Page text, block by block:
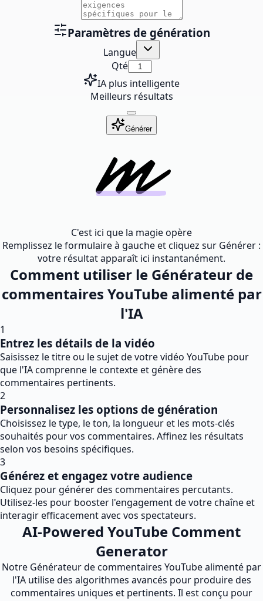
Paramètres de génération
Langue
Qté
IA plus intelligente
Meilleurs résultats
Générer
C'est ici que la magie opère
Remplissez le formulaire à gauche et cliquez sur Générer :
votre résultat apparaît ici instantanément.
Comment utiliser le Générateur de
commentaires YouTube alimenté par
l'IA
1
Entrez les détails de la vidéo
Saisissez le titre ou le sujet de votre vidéo YouTube pour
que l'IA comprenne le contexte et génère des
commentaires pertinents.
2
Personnalisez les options de génération
Choisissez le type, le ton, la longueur et les mots-clés
souhaités pour vos commentaires. Affinez les résultats
selon vos besoins spécifiques.
3
Générez et engagez votre audience
Cliquez pour générer des commentaires percutants.
Utilisez-les pour booster l'engagement de votre chaîne et
interagir efficacement avec vos spectateurs.
AI-Powered YouTube Comment
Generator
Notre Générateur de commentaires YouTube alimenté par
l'IA utilise des algorithmes avancés pour produire des
commentaires uniques et pertinents. Il est conçu pour